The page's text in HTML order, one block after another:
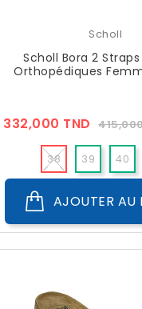
Scholl
Scholl Bora 2
Orthopédiques
332,000 TND Prix
Public
38 39 40
AJOUTER AU